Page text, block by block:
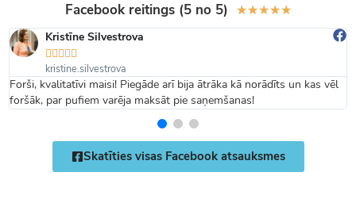
Facebook reitings (5 no 5) ★★★★★
Kristīne Silvestrova
    
kristine.silvestrova
Forši, kvalitatīvi maisi! Piegāde arī bija ātrāka kā norādīts un kas vēl
foršāk, par pufiem varēja maksāt pie saņemšanas!
Skatīties visas Facebook atsauksmes